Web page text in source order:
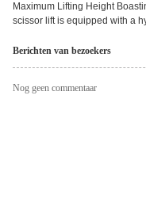
Maximum Lifting Height
scissor lift is equipped with a
Berichten van bezoekers
Nog geen commentaar